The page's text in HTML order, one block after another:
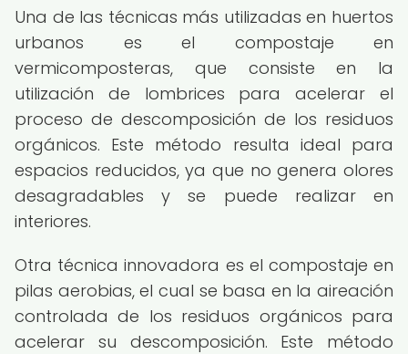
Una de las técnicas más utilizadas en huertos
urbanos es el compostaje en
vermicomposteras, que consiste en la
utilización de lombrices para acelerar el
proceso de descomposición de los residuos
orgánicos. Este método resulta ideal para
espacios reducidos, ya que no genera olores
desagradables y se puede realizar en
interiores.
Otra técnica innovadora es el compostaje en
pilas aerobias, el cual se basa en la aireación
controlada de los residuos orgánicos para
acelerar su descomposición. Este método